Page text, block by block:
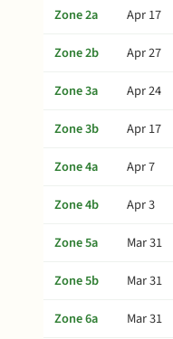
Zone 2a
Apr 17
Zone 2b
Apr 27
Zone 3a
Apr 24
Zone 3b
Apr 17
Zone 4a
Apr 7
Zone 4b
Apr 3
Zone 5a
Mar 31
Zone 5b
Mar 31
Zone 6a
Mar 31